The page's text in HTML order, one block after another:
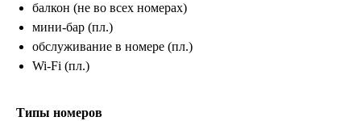
балкон (не во всех номерах)
мини-бар (пл.)
обслуживание в номере (пл.)
Wi-Fi (пл.)
Типы номеров
© 2026 #Летайотдыхай
Согласие на обработку персональных данных
Политика конфиденциальности
Пользовательское соглашение